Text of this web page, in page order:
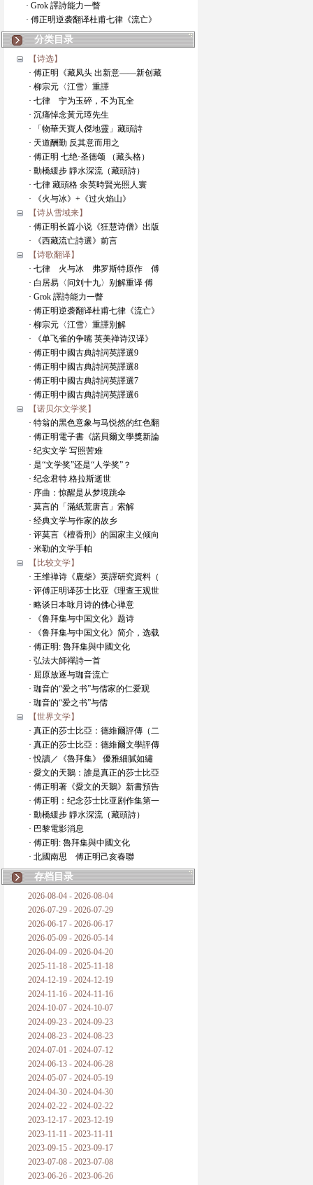
· Grok 譯詩能力一瞥
· 傅正明逆袭翻译杜甫七律《流亡》
分类目录
【诗选】
· 傅正明《藏凤头 出新意——新创藏
· 柳宗元〈江雪〉重譯
· 七律 宁为玉碎，不为瓦全
· 沉痛悼念黃元璋先生
· 「物華天寶人傑地靈」藏頭詩
· 天道酬勤 反其意而用之
· 傅正明 七绝·圣德颂 （藏头格）
· 動橋緩步 靜水深流（藏頭詩）
· 七律 藏頭格 余英時賢光照人寰
· 《火与冰》+《过火焰山》
【诗从雪域来】
· 傅正明长篇小说《狂慧诗僧》出版
· 《西藏流亡詩選》前言
【诗歌翻译】
· 七律 火与冰 弗罗斯特原作 傅
· 白居易〈问刘十九〉别解重译 傅
· Grok 譯詩能力一瞥
· 傅正明逆袭翻译杜甫七律《流亡》
· 柳宗元〈江雪〉重譯別解
· 《单飞雀的争嘴 英美禅诗汉译》
· 傅正明中國古典詩詞英譯選9
· 傅正明中國古典詩詞英譯選8
· 傅正明中國古典詩詞英譯選7
· 傅正明中國古典詩詞英譯選6
【诺贝尔文学奖】
· 特翁的黑色意象与马悦然的红色翻
· 傅正明電子書《諾貝爾文學獎新論
· 纪实文学 写照苦难
· 是“文学奖”还是“人学奖”？
· 纪念君特.格拉斯逝世
· 序曲：惊醒是从梦境跳伞
· 莫言的「滿紙荒唐言」索解
· 经典文学与作家的故乡
· 评莫言《檀香刑》的国家主义倾向
· 米勒的文学手帕
【比较文学】
· 王维禅诗《鹿柴》英譯研究資料（
· 评傅正明译莎士比亚《理查王观世
· 略谈日本咏月诗的佛心禅意
· 《鲁拜集与中国文化》题诗
· 《鲁拜集与中国文化》简介，选载
· 傅正明: 魯拜集與中國文化
· 弘法大師禪詩一首
· 屈原放逐与珈音流亡
· 珈音的“爱之书”与儒家的仁爱观
· 珈音的“爱之书”与儒
【世界文学】
· 真正的莎士比亞：德維爾評傳（二
· 真正的莎士比亞：德維爾文學評傳
· 悅讀／《魯拜集》 優雅細膩如繡
· 愛文的天鵝：誰是真正的莎士比亞
· 傅正明著《愛文的天鵝》新書預告
· 傅正明：纪念莎士比亚剧作集第一
· 動橋緩步 靜水深流（藏頭詩）
· 巴黎電影消息
· 傅正明: 魯拜集與中國文化
· 北國南思 傅正明己亥春聯
存档目录
2026-08-04 - 2026-08-04
2026-07-29 - 2026-07-29
2026-06-17 - 2026-06-17
2026-05-09 - 2026-05-14
2026-04-09 - 2026-04-20
2025-11-18 - 2025-11-18
2024-12-19 - 2024-12-19
2024-11-16 - 2024-11-16
2024-10-07 - 2024-10-07
2024-09-23 - 2024-09-23
2024-08-23 - 2024-08-23
2024-07-01 - 2024-07-12
2024-06-13 - 2024-06-28
2024-05-07 - 2024-05-19
2024-04-30 - 2024-04-30
2024-02-22 - 2024-02-22
2023-12-17 - 2023-12-19
2023-11-11 - 2023-11-11
2023-09-15 - 2023-09-17
2023-07-08 - 2023-07-08
2023-06-26 - 2023-06-26